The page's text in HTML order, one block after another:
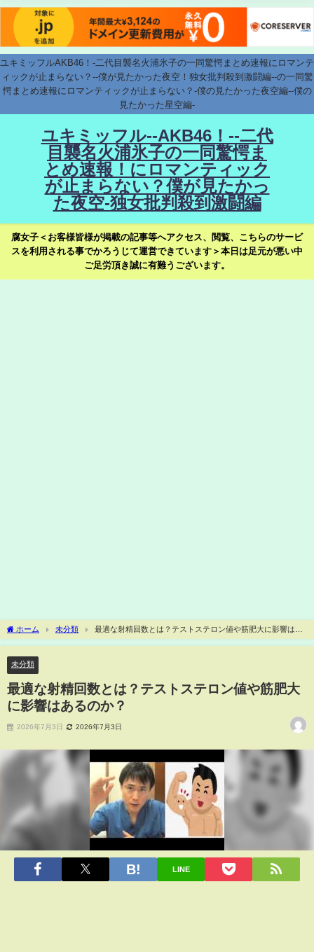
ユキミッフルAKB46！-二代目襲名火浦氷子の一同驚愕まとめ速報にロマンテ
ィックが止まらない？--僕が見たかった夜空！独女批判殺到激闘編--の一同驚
愕まとめ速報にロマンティックが止まらない？-僕の見たかった夜空編--僕の
見たかった星空編-
ユキミッフル--AKB46！--二代
目襲名火浦氷子の一同驚愕ま
とめ速報！にロマンティック
が止まらない？僕が見たかっ
た夜空-独女批判殺到激闘編
腐女子＜お客様皆様が掲載の記事等へアクセス、閲覧、こちらのサービ
スを利用される事でかろうじて運営できています＞本日は足元が悪い中
ご足労頂き誠に有難うございます。
ホーム 未分類
最適な射精回数とは？テストステロン値や筋肥大に影響はあ
るのか？
未分類
最適な射精回数とは？テストステロン値や筋肥大
に影響はあるのか？
2026年7月3日 2026年7月3日
LINE